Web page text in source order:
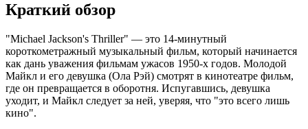
Краткий обзор
"Michael Jackson's Thriller" — это 14-минутный
короткометражный музыкальный фильм, который начинается
как дань уважения фильмам ужасов 1950-х годов. Молодой
Майкл и его девушка (Ола Рэй) смотрят в кинотеатре фильм,
где он превращается в оборотня. Испугавшись, девушка
уходит, и Майкл следует за ней, уверяя, что "это всего лишь
кино".